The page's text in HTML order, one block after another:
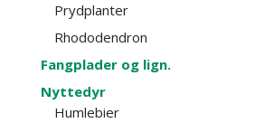
Prydplanter
Rhododendron
Fangplader og lign.
Nyttedyr
Humlebier